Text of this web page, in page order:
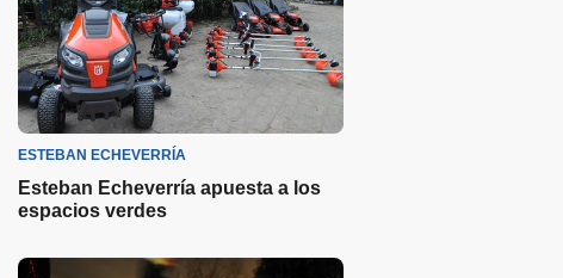
ESTEBAN ECHEVERRÍA
Esteban Echeverría apuesta a los
espacios verdes